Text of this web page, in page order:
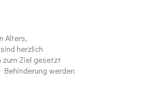
Alters,
herzlich
zum Ziel gesetzt
werden